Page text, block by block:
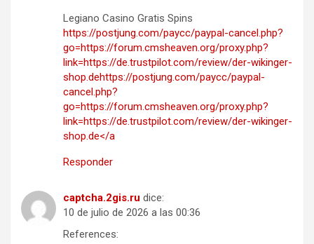
Legiano Casino Gratis Spins
https://postjung.com/paycc/paypal-cancel.php?
go=https://forum.cmsheaven.org/proxy.php?
link=https://de.trustpilot.com/review/der-wikinger-
shop.dehttps://postjung.com/paycc/paypal-
cancel.php?
go=https://forum.cmsheaven.org/proxy.php?
link=https://de.trustpilot.com/review/der-wikinger-
shop.de</a
Responder
captcha.2gis.ru dice:
10 de julio de 2026 a las 00:36
References: